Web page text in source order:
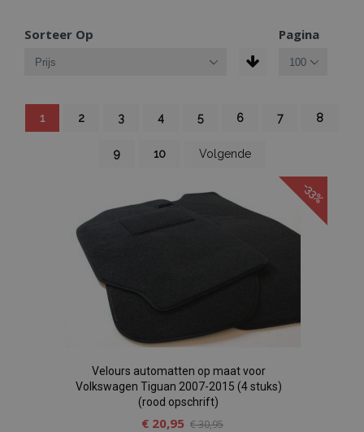
Sorteer Op Pagina
lees
momenteel
1 2 3 4 5 6 7 8
9 10 Volgende
-33%
Velours automatten op maat voor
Volkswagen Tiguan 2007-2015 (4 stuks)
(rood opschrift)
€ 20,95 € 30,95